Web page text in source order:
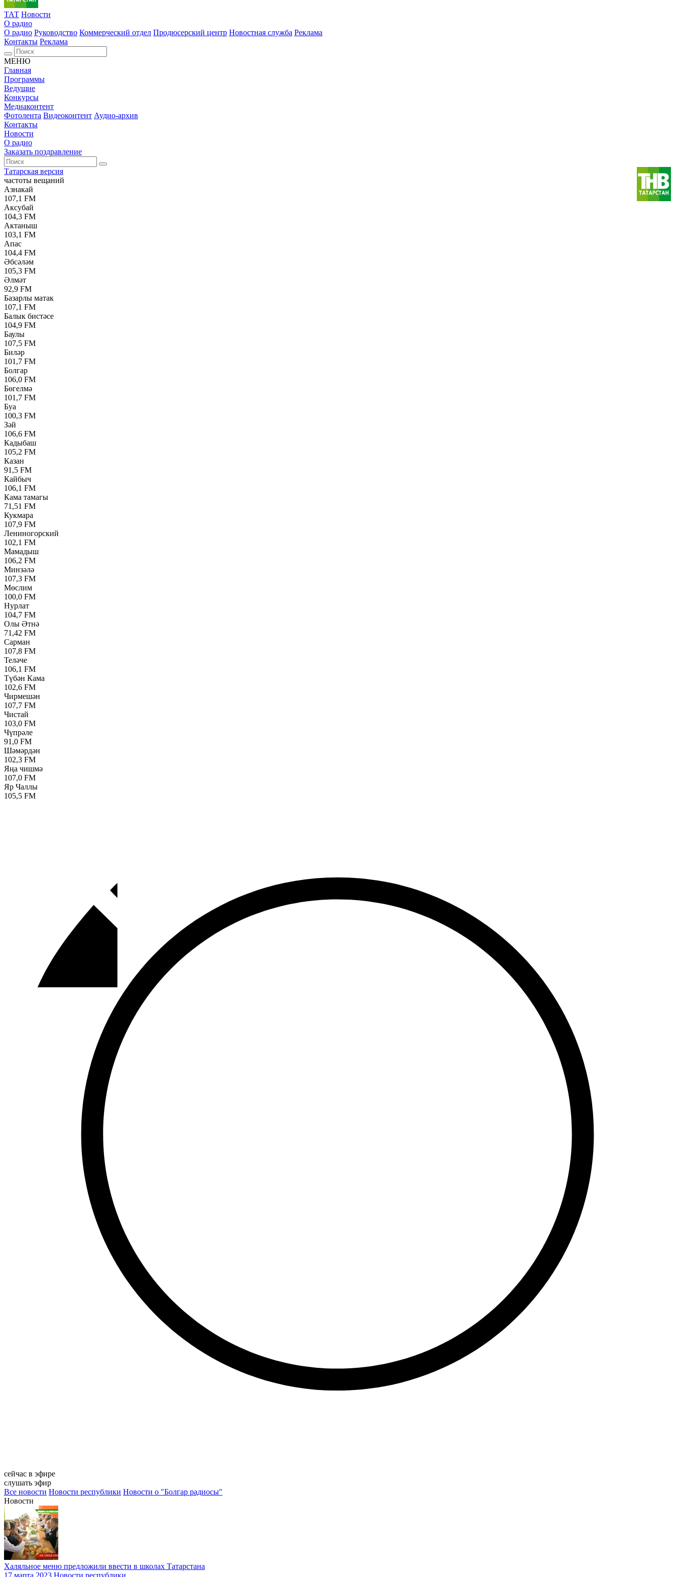
ТАТ Новости
О радио
О радио Руководство Коммерческий отдел Продюсерский центр Новостная служба Реклама
Контакты Реклама
МЕНЮ
Главная
Программы
Ведущие
Конкурсы
Медиаконтент
Фотолента Видеоконтент Аудио-архив
Контакты
Новости
О радио
Заказать поздравление
Татарская версия
частоты вещаний
Азнакай
107,1 FM
Аксубай
104,3 FM
Актаныш
103,1 FM
Апас
104,4 FM
Әбсәләм
105,3 FM
Әлмәт
92,9 FM
Базарлы матак
107,1 FM
Балык бистәсе
104,9 FM
Баулы
107,5 FM
Биләр
101,7 FM
Болгар
106,0 FM
Бөгелмә
101,7 FM
Буа
100,3 FM
Зәй
106,6 FM
Кадыбаш
105,2 FM
Казан
91,5 FM
Кайбыч
106,1 FM
Кама тамагы
71,51 FM
Кукмара
107,9 FM
Лениногорский
102,1 FM
Мамадыш
106,2 FM
Минзәлә
107,3 FM
Мөслим
100,0 FM
Нурлат
104,7 FM
Олы Әтнә
71,42 FM
Сарман
107,8 FM
Теләче
106,1 FM
Түбән Кама
102,6 FM
Чирмешән
107,7 FM
Чистай
103,0 FM
Чүпрәле
91,0 FM
Шәмәрдән
102,3 FM
Яңа чишмә
107,0 FM
Яр Чаллы
105,5 FM
сейчас в эфире
слушать эфир
Все новости Новости республики Новости о "Болгар радиосы"
Новости
Халяльное меню предложили ввести в школах Татарстана